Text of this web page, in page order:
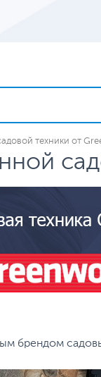
техники от
брендом